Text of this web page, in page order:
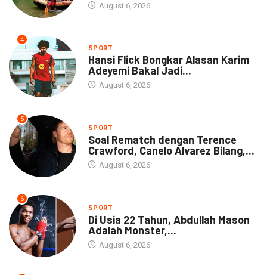
August 6, 2026
4
SPORT
Hansi Flick Bongkar Alasan Karim
Adeyemi Bakal Jadi...
August 6, 2026
5
SPORT
Soal Rematch dengan Terence
Crawford, Canelo Alvarez Bilang,...
August 6, 2026
6
SPORT
Di Usia 22 Tahun, Abdullah Mason
Adalah Monster,...
August 6, 2026